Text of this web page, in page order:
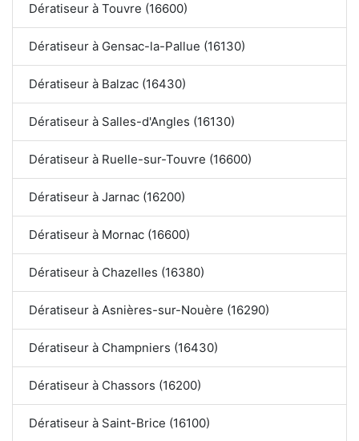
Dératiseur à Touvre (16600)
Dératiseur à Gensac-la-Pallue (16130)
Dératiseur à Balzac (16430)
Dératiseur à Salles-d'Angles (16130)
Dératiseur à Ruelle-sur-Touvre (16600)
Dératiseur à Jarnac (16200)
Dératiseur à Mornac (16600)
Dératiseur à Chazelles (16380)
Dératiseur à Asnières-sur-Nouère (16290)
Dératiseur à Champniers (16430)
Dératiseur à Chassors (16200)
Dératiseur à Saint-Brice (16100)